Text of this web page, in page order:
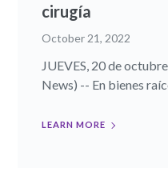
cirugía
October 21, 2022
JUEVES, 20 de
News) -- En bienes
LEARN MORE